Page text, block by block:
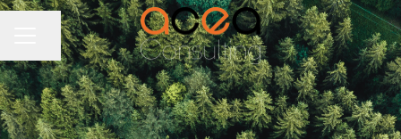
KARRIÄRMENY
Dela sidan